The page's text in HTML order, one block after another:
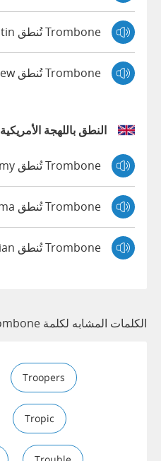
Trombone تُنطق Justin
Trombone تُنطق Matthew
النطق باللهجة الأمريكية
Trombone تُنطق Amy
Trombone تُنطق Emma
Trombone تُنطق Brian
الكلمات المشابه لكلمة Trombone
Troopers
Tropic